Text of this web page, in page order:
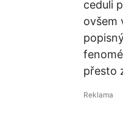
ceduli
ovšem
přesto